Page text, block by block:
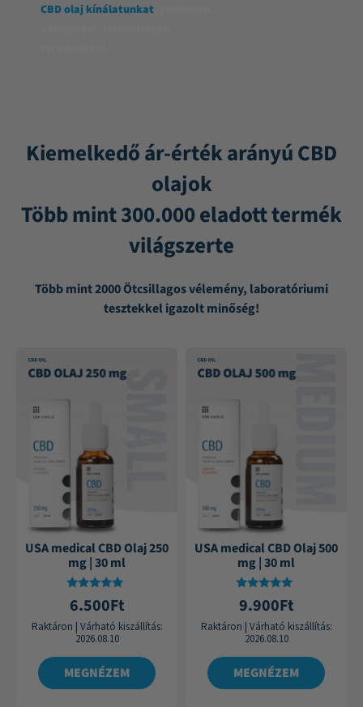
CBD olaj kínálatunkat
Kiemelkedő ár-érték arányú CBD
olajok
Több mint 300.000 eladott termék
világszerte
Több mint 2000 Ötcsillagos vélemény, laboratóriumi
tesztekkel igazolt minőség!
USA medical CBD Olaj 250
mg | 30 ml
Értékelés:
4.75
/ 5
6.500Ft
Raktáron | Várható kiszállítás:
2026.08.10
MEGNÉZEM
USA medical CBD Olaj 500
mg | 30 ml
Értékelés:
4.84
/ 5
9.900Ft
Raktáron | Várható kiszállítás:
2026.08.10
MEGNÉZEM